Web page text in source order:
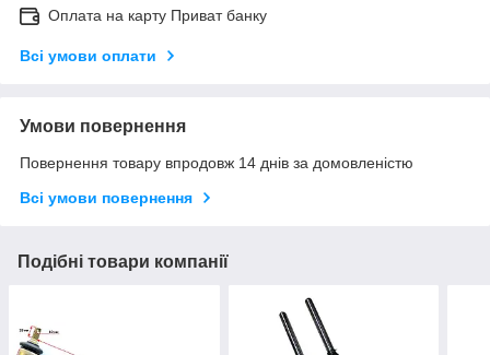
Оплата на карту Приват банку
Всі умови оплати
Умови повернення
Повернення товару впродовж 14 днів за домовленістю
Всі умови повернення
Подібні товари компанії